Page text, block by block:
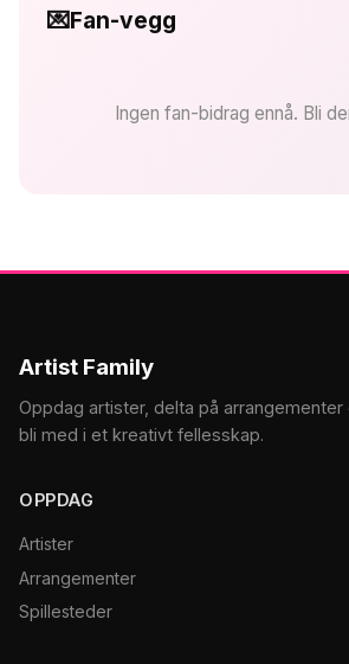
💌Fan-vegg
Ingen fan-bidrag ennå. Bli
Artist Family
Oppdag artister, delta på arrangementer
bli med i et kreativt fellesskap.
OPPDAG
Artister
Arrangementer
Spillesteder